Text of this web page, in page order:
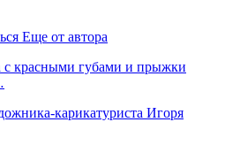
Еще от автора
с красными губами и прыжки
карикатуриста Игоря